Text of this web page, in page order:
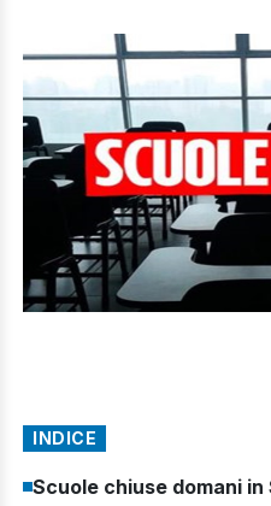
INDICE
Scuole chiuse domani